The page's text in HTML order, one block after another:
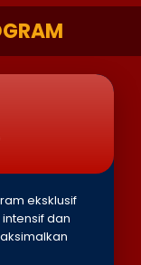
eksklusif
dan